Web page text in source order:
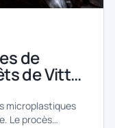
de
de Vittel
pour
microplastiques
Le procès